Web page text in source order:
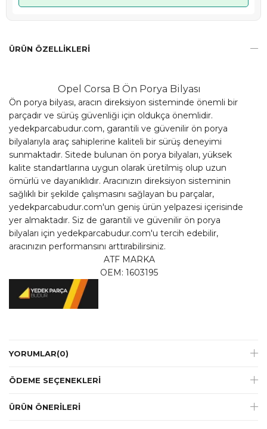
ÜRÜN ÖZELLIKLERI
Opel Corsa B Ön Porya Bilyası
Ön porya bilyası, aracın direksiyon sisteminde önemli bir
parçadır ve sürüş güvenliği için oldukça önemlidir.
yedekparcabudur.com, garantili ve güvenilir ön porya
bilyalarıyla araç sahiplerine kaliteli bir sürüş deneyimi
sunmaktadır. Sitede bulunan ön porya bilyaları, yüksek
kalite standartlarına uygun olarak üretilmiş olup uzun
ömürlü ve dayanıklıdır. Aracınızın direksiyon sisteminin
sağlıklı bir şekilde çalışmasını sağlayan bu parçalar,
yedekparcabudur.com'un geniş ürün yelpazesi içerisinde
yer almaktadır. Siz de garantili ve güvenilir ön porya
bilyaları için yedekparcabudur.com'u tercih edebilir,
aracınızın performansını arttırabilirsiniz.
ATF MARKA
OEM: 1603195
YORUMLAR(0)
ÖDEME SEÇENEKLERI
ÜRÜN ÖNERILERI